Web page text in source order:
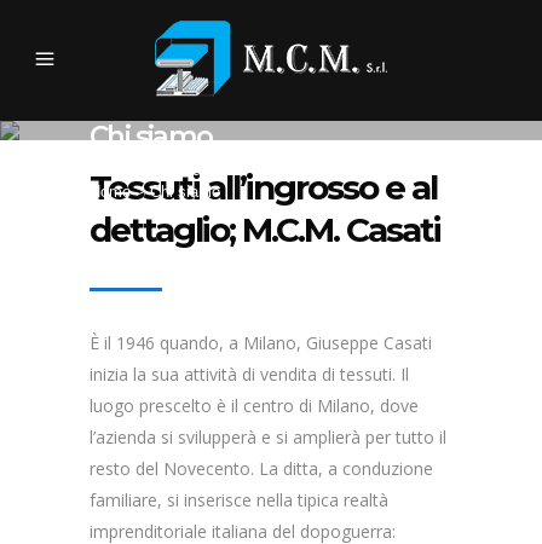
Chi siamo
La nostra storia.
Home>Chi siamo
Tessuti all’ingrosso e al
dettaglio; M.C.M. Casati
È il 1946 quando, a Milano, Giuseppe Casati
inizia la sua attività di vendita di tessuti. Il
luogo prescelto è il centro di Milano, dove
l’azienda si svilupperà e si amplierà per tutto il
resto del Novecento. La ditta, a conduzione
familiare, si inserisce nella tipica realtà
imprenditoriale italiana del dopoguerra: